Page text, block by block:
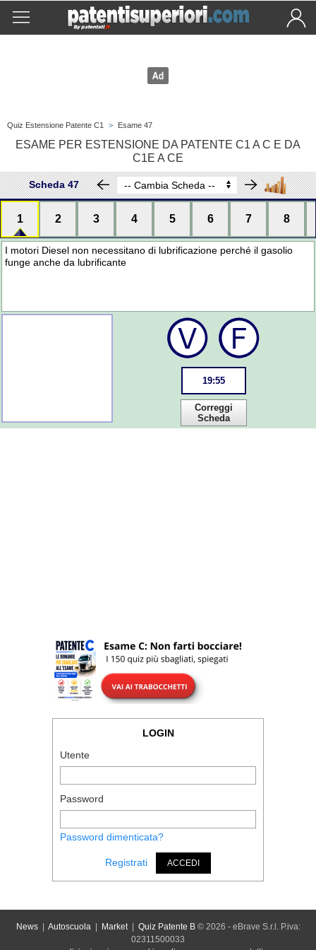
Quiz Estensione Patente C1 > Esame 47
ESAME PER ESTENSIONE DA PATENTE C1 A C E DA
C1E A CE
Scheda 47
1 2 3 4 5 6 7 8
I motori Diesel non necessitano di lubrificazione perché il gasolio
funge anche da lubrificante
19:55
Correggi
Scheda
LOGIN
Utente
Password
Password dimenticata?
Registrati ACCEDI
News| Autoscuola| Market| Quiz Patente B© 2026 - eBrave S.r.l. P.iva:
02311500033